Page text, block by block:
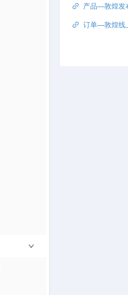
产品—敦煌发
订单—敦煌线